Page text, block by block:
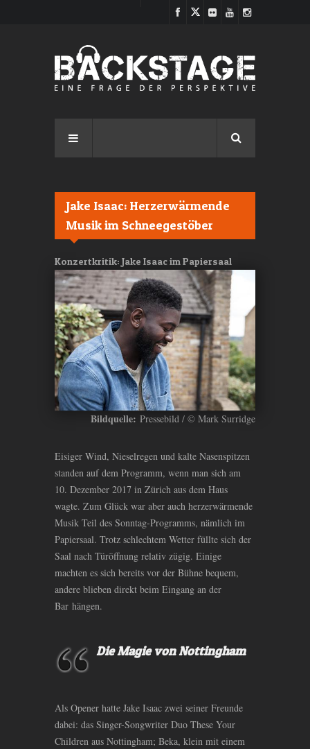
Jake Isaac: Herzerwärmende
Musik im Schneegestöber
Konzertkritik: Jake Isaac im Papiersaal
Bildquelle: Pressebild / © Mark Surridge
Eisiger Wind, Nieselregen und kalte Nasenspitzen
standen auf dem Programm, wenn man sich am
10. Dezember 2017 in Zürich aus dem Haus
wagte. Zum Glück war aber auch herzerwärmende
Musik Teil des Sonntag-Programms, nämlich im
Papiersaal. Trotz schlechtem Wetter füllte sich der
Saal nach Türöffnung relativ zügig. Einige
machten es sich bereits vor der Bühne bequem,
andere blieben direkt beim Eingang an der
Bar hängen.
Die Magie von Nottingham
Als Opener hatte Jake Isaac zwei seiner Freunde
dabei: das Singer-Songwriter Duo These Your
Children aus Nottingham; Beka, klein mit einem